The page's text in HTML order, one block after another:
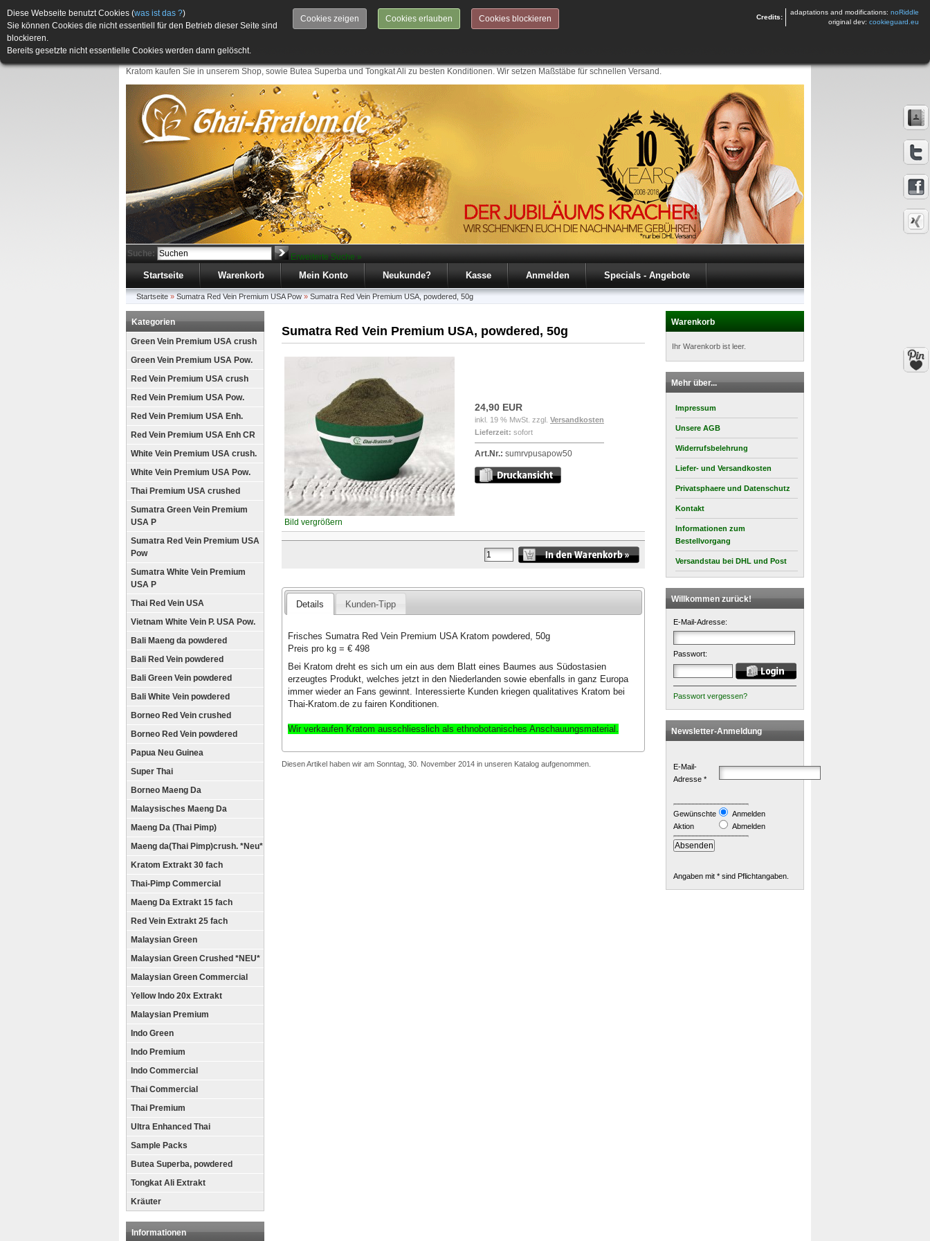
Credits:
adaptations and modifications: noRiddle
original dev: cookieguard.eu
Diese Webseite benutzt Cookies (was ist das ?)
Sie können Cookies die nicht essentiell für den Betrieb dieser Seite sind
blockieren.
Bereits gesetzte nicht essentielle Cookies werden dann gelöscht.
Cookies zeigen Cookies erlauben Cookies blockieren
Kratom kaufen Sie in unserem Shop, sowie Butea Superba und Tongkat Ali zu besten Konditionen. Wir setzen Maßstäbe für schnellen Versand.
Suche: Erweiterte Suche »
Startseite Warenkorb Mein Konto Neukunde? Kasse Anmelden Specials - Angebote
Startseite » Sumatra Red Vein Premium USA Pow » Sumatra Red Vein Premium USA, powdered, 50g
Kategorien
Green Vein Premium USA crush
Green Vein Premium USA Pow.
Red Vein Premium USA crush
Red Vein Premium USA Pow.
Red Vein Premium USA Enh.
Red Vein Premium USA Enh CR
White Vein Premium USA crush.
White Vein Premium USA Pow.
Thai Premium USA crushed
Sumatra Green Vein Premium
USA P
Sumatra Red Vein Premium USA
Pow
Sumatra White Vein Premium
USA P
Thai Red Vein USA
Vietnam White Vein P. USA Pow.
Bali Maeng da powdered
Bali Red Vein powdered
Bali Green Vein powdered
Bali White Vein powdered
Borneo Red Vein crushed
Borneo Red Vein powdered
Papua Neu Guinea
Super Thai
Borneo Maeng Da
Malaysisches Maeng Da
Maeng Da (Thai Pimp)
Maeng da(Thai Pimp)crush. *Neu*
Kratom Extrakt 30 fach
Thai-Pimp Commercial
Maeng Da Extrakt 15 fach
Red Vein Extrakt 25 fach
Malaysian Green
Malaysian Green Crushed *NEU*
Malaysian Green Commercial
Yellow Indo 20x Extrakt
Malaysian Premium
Indo Green
Indo Premium
Indo Commercial
Thai Commercial
Thai Premium
Ultra Enhanced Thai
Sample Packs
Butea Superba, powdered
Tongkat Ali Extrakt
Kräuter
Informationen
Sumatra Red Vein Premium USA, powdered, 50g
Bild vergrößern
24,90 EUR
inkl. 19 % MwSt. zzgl. Versandkosten
Lieferzeit: sofort
Art.Nr.: sumrvpusapow50
Details Kunden-Tipp
Frisches Sumatra Red Vein Premium USA Kratom powdered, 50g
Preis pro kg = € 498
Bei Kratom dreht es sich um ein aus dem Blatt eines Baumes aus Südostasien
erzeugtes Produkt, welches jetzt in den Niederlanden sowie ebenfalls in ganz Europa
immer wieder an Fans gewinnt. Interessierte Kunden kriegen qualitatives Kratom bei
Thai-Kratom.de zu fairen Konditionen.
Wir verkaufen Kratom ausschliesslich als ethnobotanisches Anschauungsmaterial
Diesen Artikel haben wir am Sonntag, 30. November 2014 in unseren Katalog aufgenommen.
Warenkorb
Ihr Warenkorb ist leer.
Mehr über...
Impressum
Unsere AGB
Widerrufsbelehrung
Liefer- und Versandkosten
Privatsphaere und Datenschutz
Kontakt
Informationen zum
Bestellvorgang
Versandstau bei DHL und Post
Willkommen zurück!
E-Mail-Adresse:
Passwort:
Passwort vergessen?
Newsletter-Anmeldung
E-Mail-
Adresse *
Gewünschte
Aktion
Anmelden
Abmelden
Angaben mit * sind Pflichtangaben.